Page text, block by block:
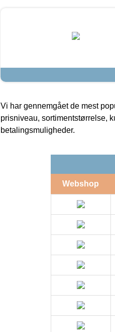
Vi har gennemgået de mest
prisniveau, sortimentstørrelse,
betalingsmuligheder.
Webshop